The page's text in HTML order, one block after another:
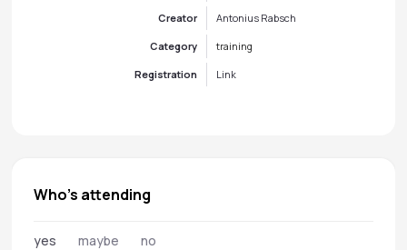
Creator Antonius Rabsch
Category training
Registration Link
Who's attending
yes maybe no